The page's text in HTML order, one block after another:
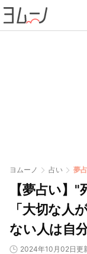
ヨムーノ 占い 夢
【夢占い】
「大切な人
ない人は自
2024年10月02日更